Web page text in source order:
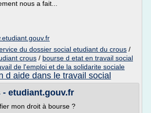
nous a fait...
du dossier social etudiant du crous /
crous / bourse d etat en travail social
de l'emploi et de la solidarite sociale
d aide dans le travail social
- etudiant.gouv.fr
mon droit à bourse ?